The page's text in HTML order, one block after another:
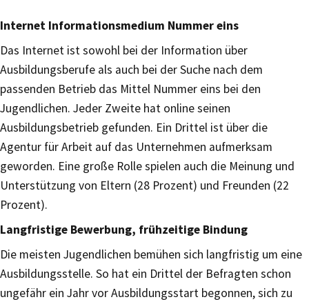
Internet Informationsmedium Nummer eins
Das Internet ist sowohl bei der Information über
Ausbildungsberufe als auch bei der Suche nach dem
passenden Betrieb das Mittel Nummer eins bei den
Jugendlichen. Jeder Zweite hat online seinen
Ausbildungsbetrieb gefunden. Ein Drittel ist über die
Agentur für Arbeit auf das Unternehmen aufmerksam
geworden. Eine große Rolle spielen auch die Meinung und
Unterstützung von Eltern (28 Prozent) und Freunden (22
Prozent).
Langfristige Bewerbung, frühzeitige Bindung
Die meisten Jugendlichen bemühen sich langfristig um eine
Ausbildungsstelle. So hat ein Drittel der Befragten schon
ungefähr ein Jahr vor Ausbildungsstart begonnen, sich zu